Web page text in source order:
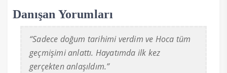
Danışan Yorumları
“Sadece doğum tarihimi verdim ve Hoca tüm
geçmişimi anlattı. Hayatımda ilk kez
gerçekten anlaşıldım.”